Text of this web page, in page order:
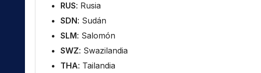
RUS: Rusia
SDN: Sudán
SLM: Salomón
SWZ: Swazilandia
THA: Tailandia